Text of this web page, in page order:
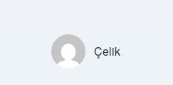
Çelik